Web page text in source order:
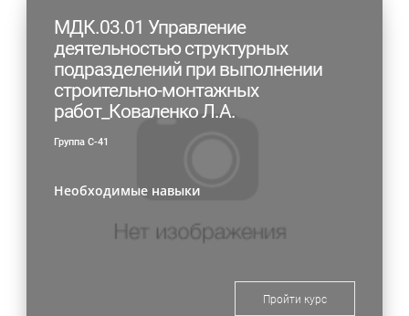
МДК.03.01 Управление
деятельностью структурных
подразделений при выполнении
строительно-монтажных
работ_Коваленко Л.А.
Группа С-41
Необходимые навыки
Пройти курс